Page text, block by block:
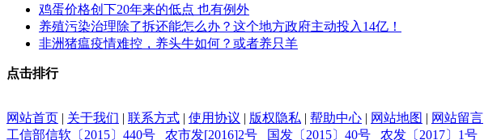
鸡蛋价格创下20年来的低点 也有例外
养殖污染治理除了拆还能怎么办？这个地方政府主动投入14亿！
非洲猪瘟疫情难控，养头牛如何？或者养只羊
点击排行
网站首页 | 关于我们 | 联系方式 | 使用协议 | 版权隐私 | 帮助中心 | 网站地图 | 网站留言
工信部信软〔2015〕440号
农市发[2016]2号 国发〔2015〕40号 农发〔2017〕1号